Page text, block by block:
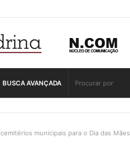
BUSCA AVANÇADA
municipais para o Dia das Mães